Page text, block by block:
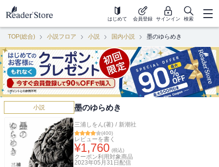
はじめて 会員登録 サインイン 検索
TOP(総合) 小説フロア 小説 国内小説 墨のゆらめき
小説 墨のゆらめき
三浦しをん(著) / 新潮社
(400)
レビューを書く
¥1,760 (税込)
クーポン利用対象商品
2023年05月31日 配信